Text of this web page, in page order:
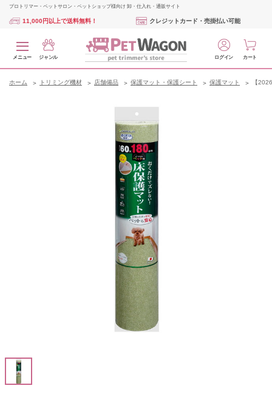
プロトリマー・ペットサロン・ペットショップ様向け 卸・仕入れ・通販サイト
11,000円以上で送料無料！ クレジットカード・売掛払い可能
メニュー ジャンル ログイン カート
ホーム トリミング機材 店舗備品 保護マット・保護シート 保護マット 【